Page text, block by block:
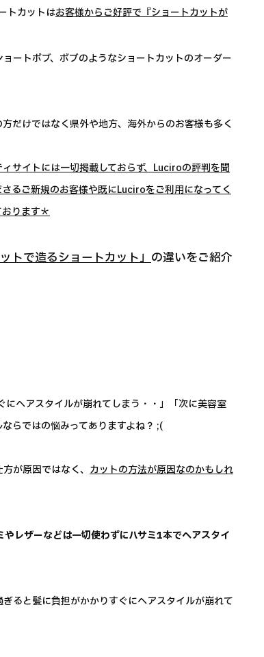
トカットはお客様からご好評で『ショートカットが
ートボブ、ボブのようなショートカットのオーダー
だけではなく県外や地方、海外からのお客様も多く
サイトには一切掲載しておらず、Luciroの評判を聞
るご新規のお客様や既にLuciroをご利用になってく
ります＊
トで造るショートカット」の違いをご紹介
にヘアスタイルが崩れてしまう・・」「次に美容室
らではの悩みってありますよね？ ;(
が原因ではなく、 カットの方法が原因なのかもしれ
レザーなどは一切使わずにハサミ1本でヘアスタイ
ると髪に負担がかかりすぐにヘアスタイルが崩れて